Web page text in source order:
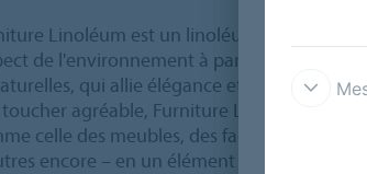
Linoléum est un linoléum de haut de
de l'environnement à partir de matières
qui allie élégance et durabilité.
agréable, Furniture Linoléum
celle des meubles, des façades de
encore – en un élément de design